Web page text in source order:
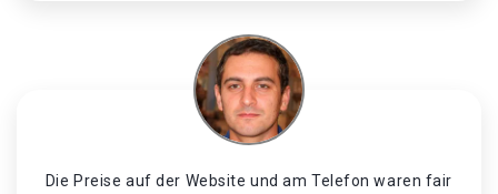
Die Preise auf der Website und am Telefon waren fair